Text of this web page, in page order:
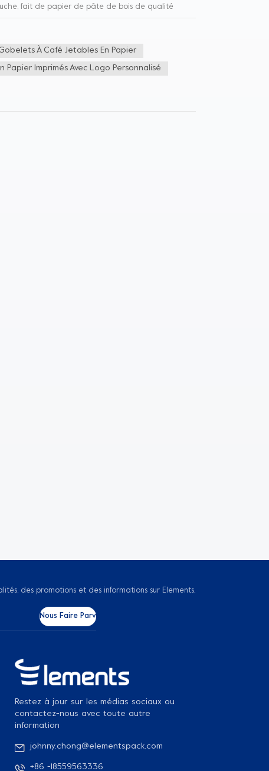
fait de papier de pâte de bois de qualité
double couche, sur la base d'une tasse à une
contenir des boissons chaudes, telles que du café
le gobelet en papier a une haute résistance, un
À Café Jetables En Papier
Papier Imprimés Avec Logo Personnalisé
des promotions et des informations sur Elements.
Restez à jour sur les médias sociaux ou
contactez-nous avec toute autre
information
johnny.chong@elementspack.com
+86 -18559563336